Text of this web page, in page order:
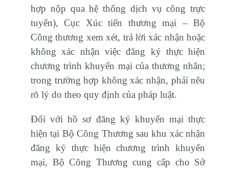
hợp nộp qua hệ thống dịch vụ công trực
tuyến), Cục Xúc tiến thương mại – Bộ
Công thương xem xét, trả lời xác nhận hoặc
không xác nhận việc đăng ký thực hiện
chương trình khuyến mại của thương nhân;
trong trường hợp không xác nhận, phải nêu
rõ lý do theo quy định của pháp luật.
Đối với hồ sơ đăng ký khuyến mại thực
hiện tại Bộ Công Thương sau khu xác nhận
đăng ký thực hiện chương trình khuyến
mại, Bộ Công Thương cung cấp cho Sở